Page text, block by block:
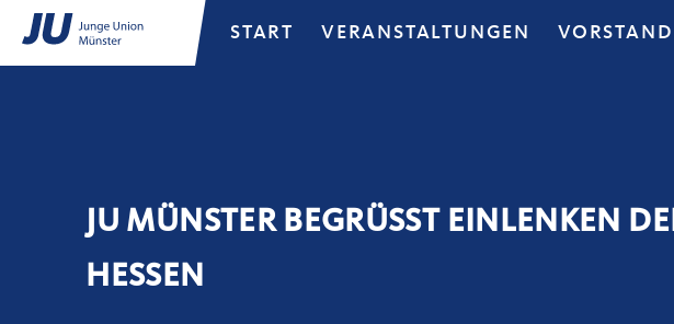
START VERANSTALTUNGEN VORSTAND
JU MÜNSTER BEGRÜSST EINLENKEN
ESSEN